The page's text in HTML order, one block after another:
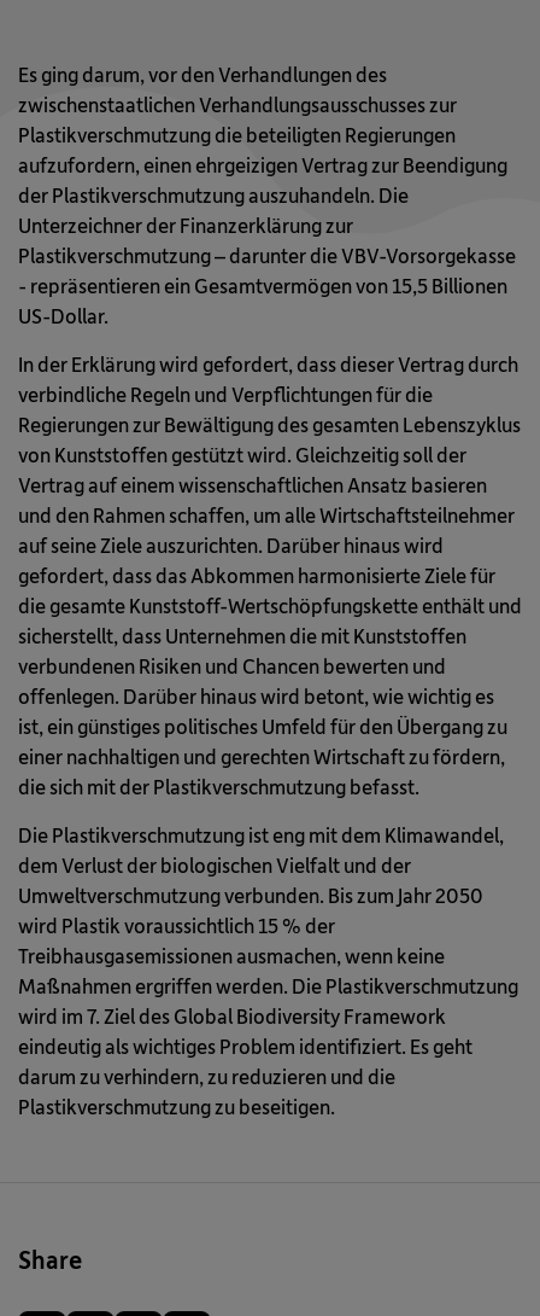
Es ging darum, vor den Verhandlungen des
zwischenstaatlichen Verhandlungsausschusses zur
Plastikverschmutzung die beteiligten Regierungen
aufzufordern, einen ehrgeizigen Vertrag zur Beendigung
der Plastikverschmutzung auszuhandeln. Die
Unterzeichner der Finanzerklärung zur
Plastikverschmutzung – darunter die VBV-Vorsorgekasse
- repräsentieren ein Gesamtvermögen von 15,5 Billionen
US-Dollar.
In der Erklärung wird gefordert, dass dieser Vertrag durch
verbindliche Regeln und Verpflichtungen für die
Regierungen zur Bewältigung des gesamten Lebenszyklus
von Kunststoffen gestützt wird. Gleichzeitig soll der
Vertrag auf einem wissenschaftlichen Ansatz basieren
und den Rahmen schaffen, um alle Wirtschaftsteilnehmer
auf seine Ziele auszurichten. Darüber hinaus wird
gefordert, dass das Abkommen harmonisierte Ziele für
die gesamte Kunststoff-Wertschöpfungskette enthält und
sicherstellt, dass Unternehmen die mit Kunststoffen
verbundenen Risiken und Chancen bewerten und
offenlegen. Darüber hinaus wird betont, wie wichtig es
ist, ein günstiges politisches Umfeld für den Übergang zu
einer nachhaltigen und gerechten Wirtschaft zu fördern,
die sich mit der Plastikverschmutzung befasst.
Die Plastikverschmutzung ist eng mit dem Klimawandel,
dem Verlust der biologischen Vielfalt und der
Umweltverschmutzung verbunden. Bis zum Jahr 2050
wird Plastik voraussichtlich 15 % der
Treibhausgasemissionen ausmachen, wenn keine
Maßnahmen ergriffen werden. Die Plastikverschmutzung
wird im 7. Ziel des Global Biodiversity Framework
eindeutig als wichtiges Problem identifiziert. Es geht
darum zu verhindern, zu reduzieren und die
Plastikverschmutzung zu beseitigen.
Share